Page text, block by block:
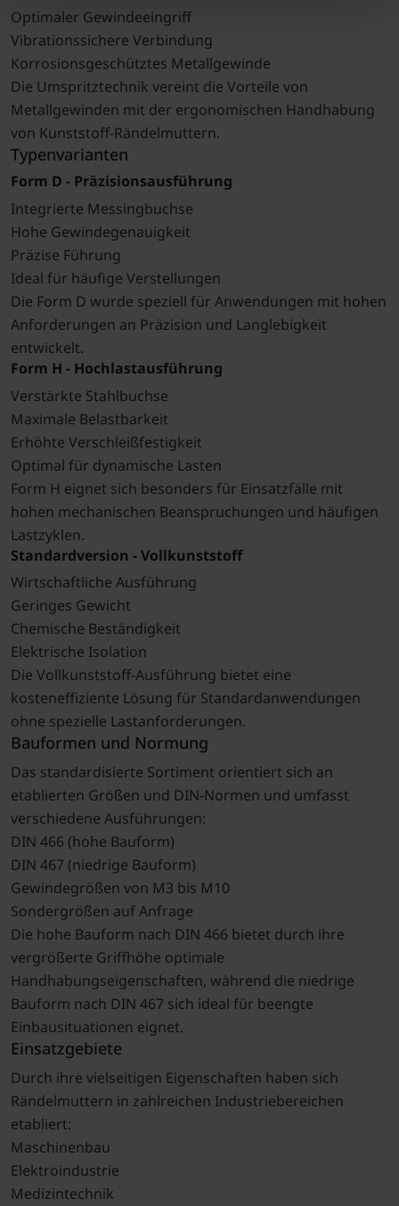
Optimaler Gewindeeingriff
Vibrationssichere Verbindung
Korrosionsgeschütztes Metallgewinde
Die Umspritztechnik vereint die Vorteile von
Metallgewinden mit der ergonomischen Handhabung
von Kunststoff-Rändelmuttern.
Typenvarianten
Form D - Präzisionsausführung
Integrierte Messingbuchse
Hohe Gewindegenauigkeit
Präzise Führung
Ideal für häufige Verstellungen
Die Form D wurde speziell für Anwendungen mit hohen
Anforderungen an Präzision und Langlebigkeit
entwickelt.
Form H - Hochlastausführung
Verstärkte Stahlbuchse
Maximale Belastbarkeit
Erhöhte Verschleißfestigkeit
Optimal für dynamische Lasten
Form H eignet sich besonders für Einsatzfälle mit
hohen mechanischen Beanspruchungen und häufigen
Lastzyklen.
Standardversion - Vollkunststoff
Wirtschaftliche Ausführung
Geringes Gewicht
Chemische Beständigkeit
Elektrische Isolation
Die Vollkunststoff-Ausführung bietet eine
kosteneffiziente Lösung für Standardanwendungen
ohne spezielle Lastanforderungen.
Bauformen und Normung
Das standardisierte Sortiment orientiert sich an
etablierten Größen und DIN-Normen und umfasst
verschiedene Ausführungen:
DIN 466 (hohe Bauform)
DIN 467 (niedrige Bauform)
Gewindegrößen von M3 bis M10
Sondergrößen auf Anfrage
Die hohe Bauform nach DIN 466 bietet durch ihre
vergrößerte Griffhöhe optimale
Handhabungseigenschaften, während die niedrige
Bauform nach DIN 467 sich ideal für beengte
Einbausituationen eignet.
Einsatzgebiete
Durch ihre vielseitigen Eigenschaften haben sich
Rändelmuttern in zahlreichen Industriebereichen
etabliert:
Maschinenbau
Elektroindustrie
Medizintechnik